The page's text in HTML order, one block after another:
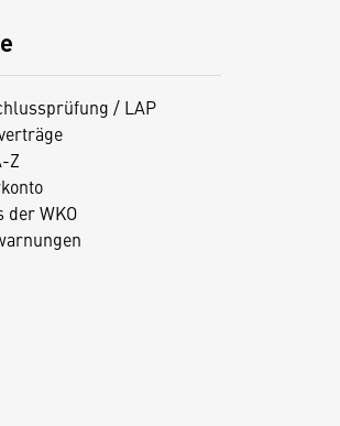
/ LAP
Z
der WKO